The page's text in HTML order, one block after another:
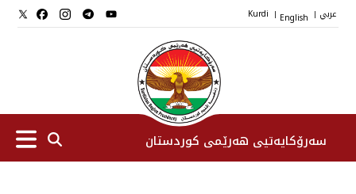
عربي |
English
|
Kurdi
سەرۆکایەتیی هەرێمی کوردستان